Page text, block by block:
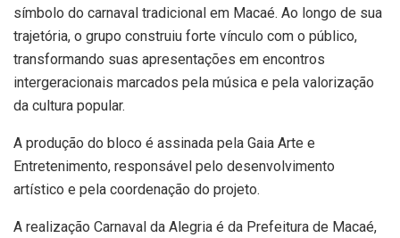
símbolo do carnaval tradicional em Macaé. Ao longo de sua
trajetória, o grupo construiu forte vínculo com o público,
transformando suas apresentações em encontros
intergeracionais marcados pela música e pela valorização
da cultura popular.
A produção do bloco é assinada pela Gaia Arte e
Entretenimento, responsável pelo desenvolvimento
artístico e pela coordenação do projeto.
A realização Carnaval da Alegria é da Prefeitura de Macaé,